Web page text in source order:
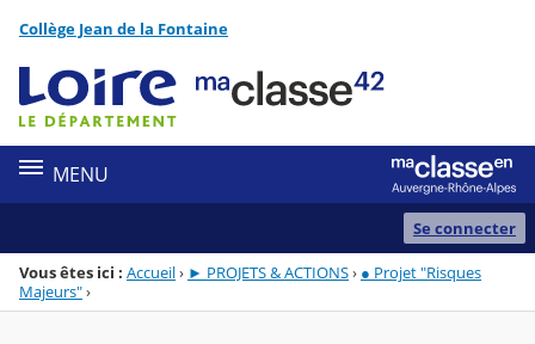
Menu de la rubrique
Contenu
Collège Jean de la Fontaine
MENU
Se connecter
Vous êtes ici : Accueil› ► PROJETS & ACTIONS› ● Projet "Risques
Majeurs"›